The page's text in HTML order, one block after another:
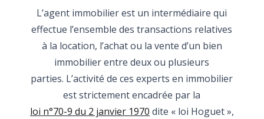
L’agent immobilier est un intermédiaire qui
effectue l’ensemble des transactions relatives
à la location, l’achat ou la vente d’un bien
immobilier entre deux ou plusieurs
parties. L’activité de ces experts en immobilier
est strictement encadrée par la
loi n°70-9 du 2 janvier 1970 dite « loi Hoguet »,